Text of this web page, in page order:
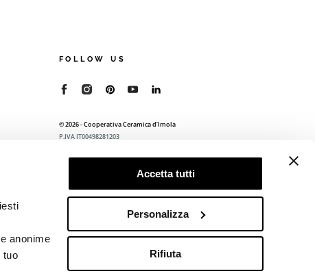
anonime
tuo
Accetta tutti
Personalizza
Rifiuta
FOLLOW US
© 2026 - Cooperativa Ceramica d’Imola
P.IVA IT00498281203
R.E.A. BO 5545
Cookie policy—Preferenze